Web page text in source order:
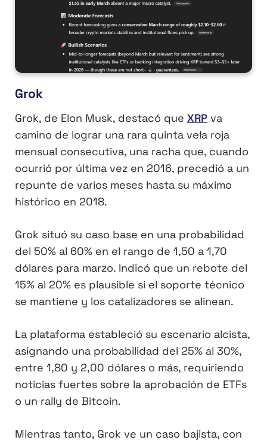
Grok
Grok, de Elon Musk, destacó que XRP va
camino de lograr una rara quinta vela roja
mensual consecutiva, una racha que, cuando
ocurrió por última vez en 2016, precedió a un
repunte de varios meses hasta su máximo
histórico en 2018.
Grok situó su caso base en una probabilidad
del 50% al 60% en el rango de 1,50 a 1,70
dólares para marzo. Indicó que un rebote del
15% al 20% es plausible si el soporte técnico
se mantiene y los catalizadores se alinean.
La plataforma estableció su escenario alcista,
asignando una probabilidad del 25% al 30%,
entre 1,80 y 2,00 dólares o más, requiriendo
noticias fuertes sobre la aprobación de ETFs
o un rally de Bitcoin.
Mientras tanto, Grok ve un caso bajista, con